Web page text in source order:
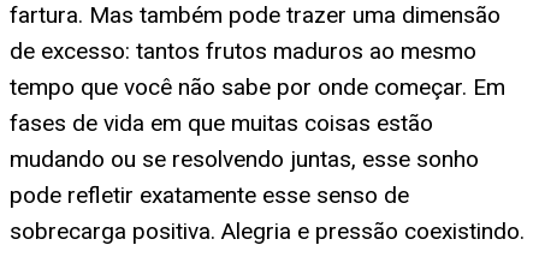
fartura. Mas também pode trazer uma dimensão
de excesso: tantos frutos maduros ao mesmo
tempo que você não sabe por onde começar. Em
fases de vida em que muitas coisas estão
mudando ou se resolvendo juntas, esse sonho
pode refletir exatamente esse senso de
sobrecarga positiva. Alegria e pressão coexistindo.